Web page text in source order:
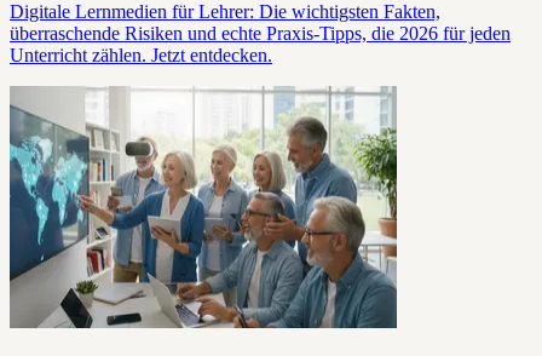
Digitale Lernmedien für Lehrer: Die wichtigsten Fakten,
überraschende Risiken und echte Praxis-Tipps, die 2026 für jeden
Unterricht zählen. Jetzt entdecken.